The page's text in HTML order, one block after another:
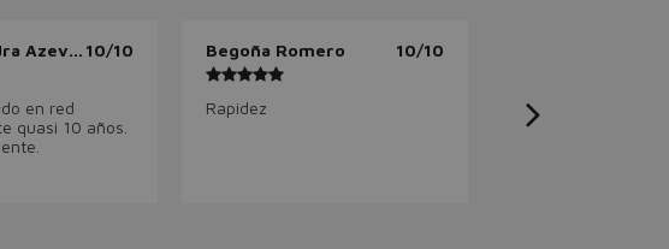
Ana Alexandra Azevedo 10/10
en red
quasi 10 años.
Begoña Romero 10/10
Rapidez